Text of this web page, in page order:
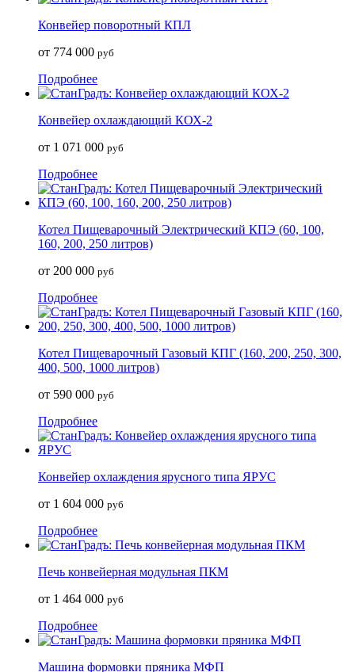
Конвейер поворотный КПЛ
от 774 000 руб
Подробнее
Конвейер охлаждающий КОХ-2
от 1 071 000 руб
Подробнее
Котел Пищеварочный Электрический КПЭ (60, 100,
160, 200, 250 литров)
от 200 000 руб
Подробнее
Котел Пищеварочный Газовый КПГ (160, 200, 250, 300,
400, 500, 1000 литров)
от 590 000 руб
Подробнее
Конвейер охлаждения ярусного типа ЯРУС
от 1 604 000 руб
Подробнее
Печь конвейерная модульная ПКМ
от 1 464 000 руб
Подробнее
Машина формовки пряника МФП